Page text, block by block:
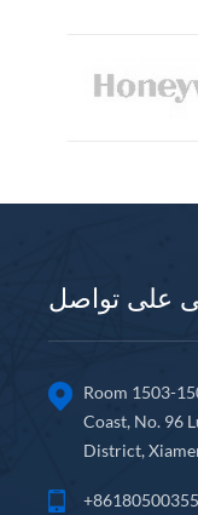
على تواصل
Room 1503-
Coast, No. 96
District,